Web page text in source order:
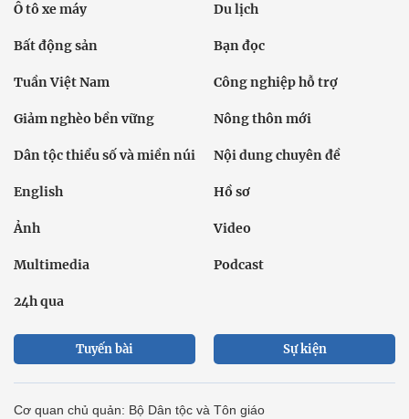
Ô tô xe máy Du lịch
Bất động sản Bạn đọc
Tuần Việt Nam Công nghiệp hỗ trợ
Giảm nghèo bền vững Nông thôn mới
Dân tộc thiểu số và miền núi Nội dung chuyên đề
English Hồ sơ
Ảnh Video
Multimedia Podcast
24h qua
Tuyến bài Sự kiện
Cơ quan chủ quản: Bộ Dân tộc và Tôn giáo